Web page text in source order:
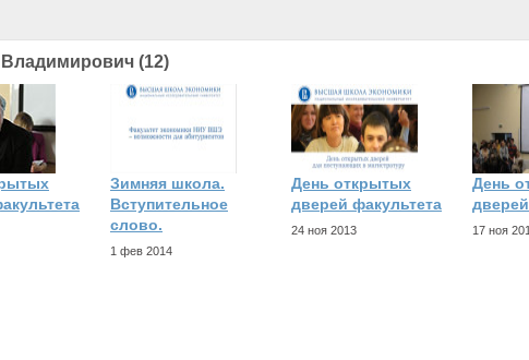
(12)
Зимняя школа.
Вступительное
слово.
1 фев 2014
День открытых
дверей факультета
24 ноя 2013
День
17 ноя